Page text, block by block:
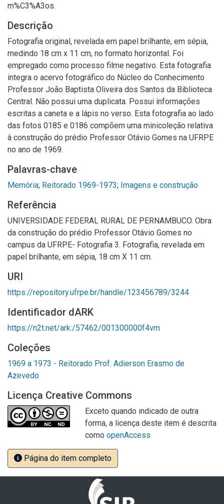
m%C3%A3os.
Descrição
Fotografia original, revelada em papel brilhante, em sépia,
medindo 18 cm x 11 cm, no formato horizontal. Foi
empregado como processo filme negativo. Esta fotografia
integra o acervo fotográfico do Núcleo do Conhecimento
Professor João Baptista Oliveira dos Santos da Biblioteca
Central. Não possui uma duplicata. Possui informações
escritas a caneta e a lápis no verso. Esta fotografia ao lado
das fotos 0185 e 0186 compõem uma minicoleção relativa
à construção do prédio Professor Otávio Gomes na UFRPE
no ano de 1969.
Palavras-chave
Memória; Reitorado 1969-1973; Imagens e construção
Referência
UNIVERSIDADE FEDERAL RURAL DE PERNAMBUCO. Obra
da construção do prédio Professor Otávio Gomes no
campus da UFRPE- Fotografia 3. Fotografia, revelada em
papel brilhante, em sépia, 18 cm X 11 cm.
URI
https://repository.ufrpe.br/handle/123456789/3244
Identificador dARK
https://n2t.net/ark:/57462/001300000f4vm
Coleções
1969 a 1973 - Reitorado Prof. Adierson Erasmo de
Azevedo
Licença Creative Commons
Exceto quando indicado de outra
forma, a licença deste item é descrita
como openAccess
Página do item completo